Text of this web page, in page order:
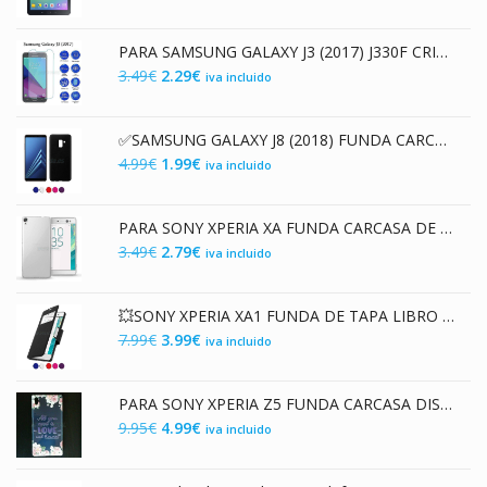
era:
14.99€.
es:
7.99€.
PARA SAMSUNG GALAXY J3 (2017) J330F CRISTAL TEMPLADO 9H 2.5D SCREEN PROTECTOR
3.49€ El
era:
3.49€.
2.29€El
es:
2.29€.
iva incluido
✅SAMSUNG GALAXY J8 (2018) FUNDA CARCASA DE GEL TPU MATE
4.99€ El
era:
4.99€.
1.99€El
es:
1.99€.
iva incluido
PARA SONY XPERIA XA FUNDA CARCASA DE GEL TPU TRANSPARENTE PREMIUM
3.49€ El
era:
3.49€.
2.79€El
es:
2.79€.
iva incluido
💥SONY XPERIA XA1 FUNDA DE TAPA LIBRO CON VENTANA
7.99€ El
era:
7.99€.
3.99€El
es:
3.99€.
iva incluido
PARA SONY XPERIA Z5 FUNDA CARCASA DISEÑO "ALL YOU NEED" DE TPU FLEXIBLE PREMIUM
9.95€ El
4.99€Eliva incluido